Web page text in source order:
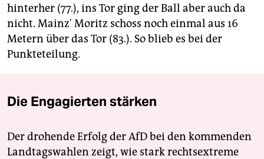
hinterher (77.), ins Tor ging der Ball aber auch da
nicht. Mainz' Moritz schoss noch einmal aus 16
Metern über das Tor (83.). So blieb es bei der
Punkteteilung.
Die Engagierten stärken
Der drohende Erfolg der AfD bei den kommenden
Landtagswahlen zeigt, wie stark rechtsextreme